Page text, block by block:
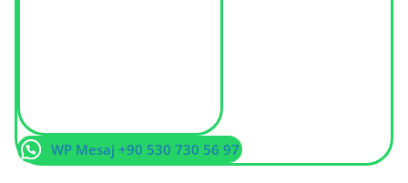
WP Mesaj +90 530 730 56 97